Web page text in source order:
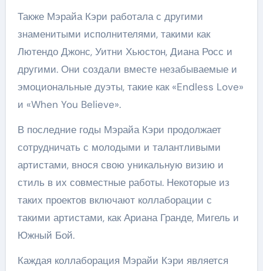
Также Мэрайа Кэри работала с другими
знаменитыми исполнителями, такими как
Лютендо Джонс, Уитни Хьюстон, Диана Росс и
другими. Они создали вместе незабываемые и
эмоциональные дуэты, такие как «Endless Love»
и «When You Believe».
В последние годы Мэрайа Кэри продолжает
сотрудничать с молодыми и талантливыми
артистами, внося свою уникальную визию и
стиль в их совместные работы. Некоторые из
таких проектов включают коллаборации с
такими артистами, как Ариана Гранде, Мигель и
Южный Бой.
Каждая коллаборация Мэрайи Кэри является